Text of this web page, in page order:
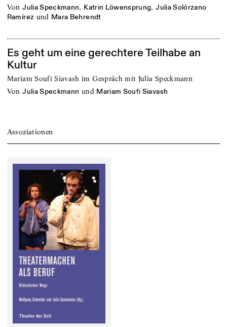
von Julia Speckmann, Katrin Löwensprung,Julia Solórzano
Ramírez und Mara Behrendt
Es geht um eine gerechtere Teilhabe an
Kultur
Mariam Soufi Siavash im Gespräch mit Julia Speckmann
von Julia Speckmann und Mariam Soufi Siavash
Assoziationen